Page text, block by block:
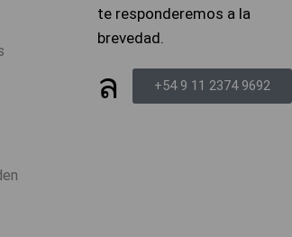
te responderemos a la
brevedad.
+54 9 11 2374 9692